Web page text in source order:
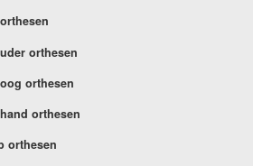
orthesen
orthesen
orthesen
orthesen